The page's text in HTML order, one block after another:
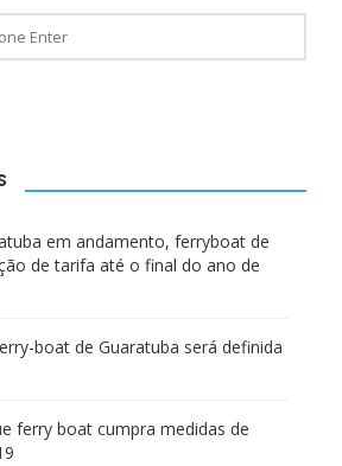
em andamento, ferryboat de
de tarifa até o final do ano de
boat de Guaratuba será definida
ferry boat cumpra medidas de